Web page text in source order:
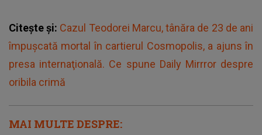
Citește și: Cazul Teodorei Marcu, tânăra de 23 de ani
împuşcată mortal în cartierul Cosmopolis, a ajuns în
presa internaţională. Ce spune Daily Mirrror despre
oribila crimă
MAI MULTE DESPRE: